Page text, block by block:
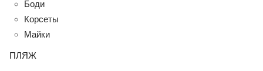
Боди
Корсеты
Майки
ПЛЯЖ